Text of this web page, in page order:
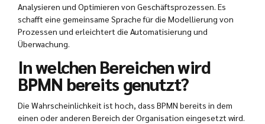
Analysieren und Optimieren von Geschäftsprozessen. Es
schafft eine gemeinsame Sprache für die Modellierung von
Prozessen und erleichtert die Automatisierung und
Überwachung.
In welchen Bereichen wird
BPMN bereits genutzt?
Die Wahrscheinlichkeit ist hoch, dass BPMN bereits in dem
einen oder anderen Bereich der Organisation eingesetzt wird.